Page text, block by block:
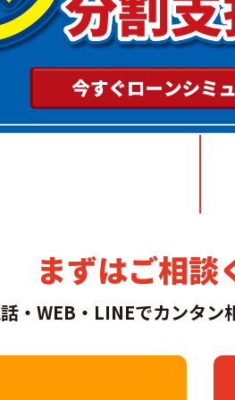
まずはご相談
・WEB・LINEでカンタ